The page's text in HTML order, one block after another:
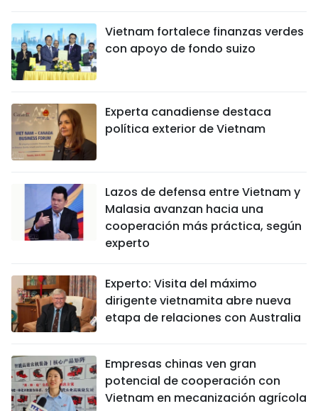
Vietnam fortalece finanzas verdes
con apoyo de fondo suizo
Experta canadiense destaca
política exterior de Vietnam
Lazos de defensa entre Vietnam y
Malasia avanzan hacia una
cooperación más práctica, según
experto
Experto: Visita del máximo
dirigente vietnamita abre nueva
etapa de relaciones con Australia
Empresas chinas ven gran
potencial de cooperación con
Vietnam en mecanización agrícola